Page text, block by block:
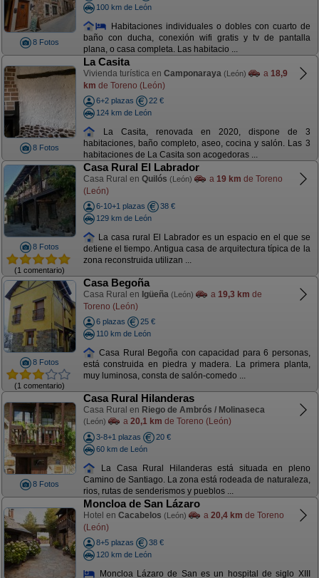
8 Fotos
100 km de León
Habitaciones individuales o dobles con cuarto de
baño con ducha, conexión wifi gratis y tv de pantalla
plana, o casa completa. Las habitacio ...
8 Fotos
La Casita
Vivienda turística en Camponaraya (León) a 18,9
km de Toreno (León)
6+2 plazas
22 €
124 km de León
La Casita, renovada en 2020, dispone de 3
habitaciones, baño completo, aseo, cocina y salón. Las 3
habitaciones de La Casita son acogedoras ...
8 Fotos
(1 comentario)
Casa Rural El Labrador
Casa Rural en Quilós (León) a 19 km de Toreno
(León)
6-10+1 plazas
38 €
129 km de León
La casa rural El Labrador es un espacio en el que se
detiene el tiempo. Antigua casa de arquitectura típica de la
zona reconstruida utilizan ...
8 Fotos
(1 comentario)
Casa Begoña
Casa Rural en Igüeña (León) a 19,3 km de
Toreno (León)
6 plazas
25 €
110 km de León
Casa Rural Begoña con capacidad para 6 personas,
está construida en piedra y madera. La primera planta,
muy luminosa, consta de salón-comedo ...
8 Fotos
Casa Rural Hilanderas
Casa Rural en Riego de Ambrós / Molinaseca
(León) a 20,1 km de Toreno (León)
3-8+1 plazas
20 €
60 km de León
La Casa Rural Hilanderas está situada en pleno
Camino de Santiago. La zona está rodeada de naturaleza,
rios, rutas de senderismos y pueblos ...
Moncloa de San Lázaro
Hotel en Cacabelos (León) a 20,4 km de Toreno
(León)
8+5 plazas
38 €
120 km de León
Moncloa Lázaro de San es un hospital de siglo XIII